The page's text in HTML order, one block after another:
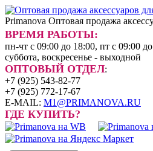
Primanova Оптовая продажа
ВРЕМЯ РАБОТЫ:
пн-чт с 09:00 до 18:00, пт с 09:00
суббота, воскресенье - выходной
ОПТОВЫЙ ОТДЕЛ:
+7 (925) 543-82-77
+7 (925) 772-17-67
E-MAIL: M1@PRIMANOVA.RU
ГДЕ КУПИТЬ?